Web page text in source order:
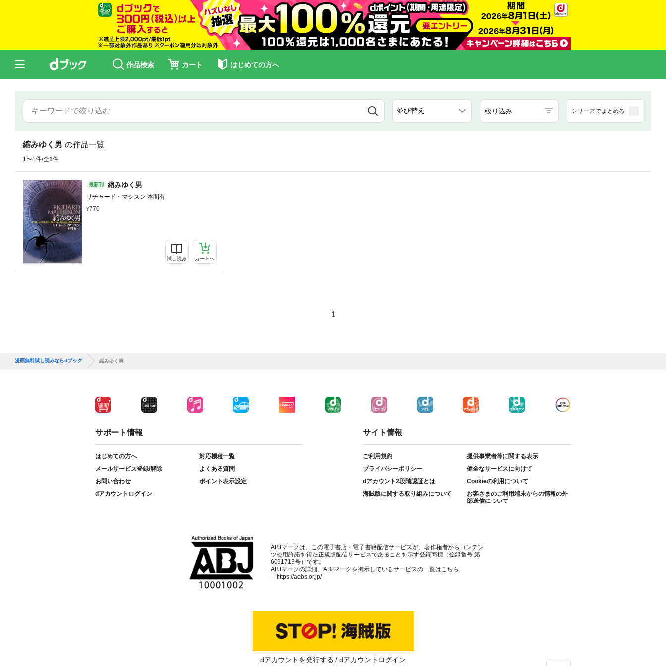
作品検索 カート はじめての方へ
絞り込み シリーズでまとめる
縮みゆく男 の作品一覧
1〜1件/全1件
最新刊 縮みゆく男
リチャード・マシスン 本間有
770
試し読み カートへ
1
漫画無料試し読みならdブック 縮みゆく男
サポート情報
はじめての方へ
対応機種一覧
メールサービス登録/解除
よくある質問
お問い合わせ
ポイント表示設定
dアカウントログイン
サイト情報
ご利用規約
提供事業者等に関する表示
プライバシーポリシー
健全なサービスに向けて
dアカウント2段階認証とは
Cookieの利用について
海賊版に関する取り組みについて
お客さまのご利用端末からの情報の外
部送信について
ABJマークは、この電子書店・電子書籍配信サービスが、著作権者からコンテン
ツ使用許諾を得た正規版配信サービスであることを示す登録商標（登録番号 第
6091713号）です。
ABJマークの詳細、ABJマークを掲示しているサービスの一覧はこちら
→https://aebs.or.jp/
dアカウントを発行する dアカウントログイン